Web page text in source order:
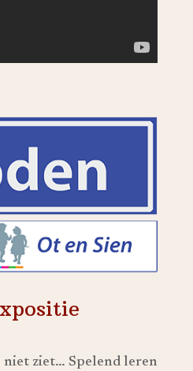
ziet… Spelend leren